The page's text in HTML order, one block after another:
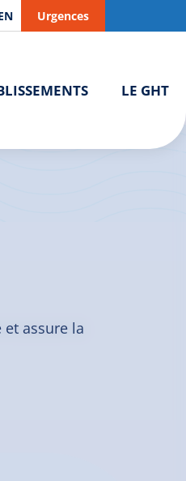
Urgences
LE GHT
| Saint-Brieuc
assure la